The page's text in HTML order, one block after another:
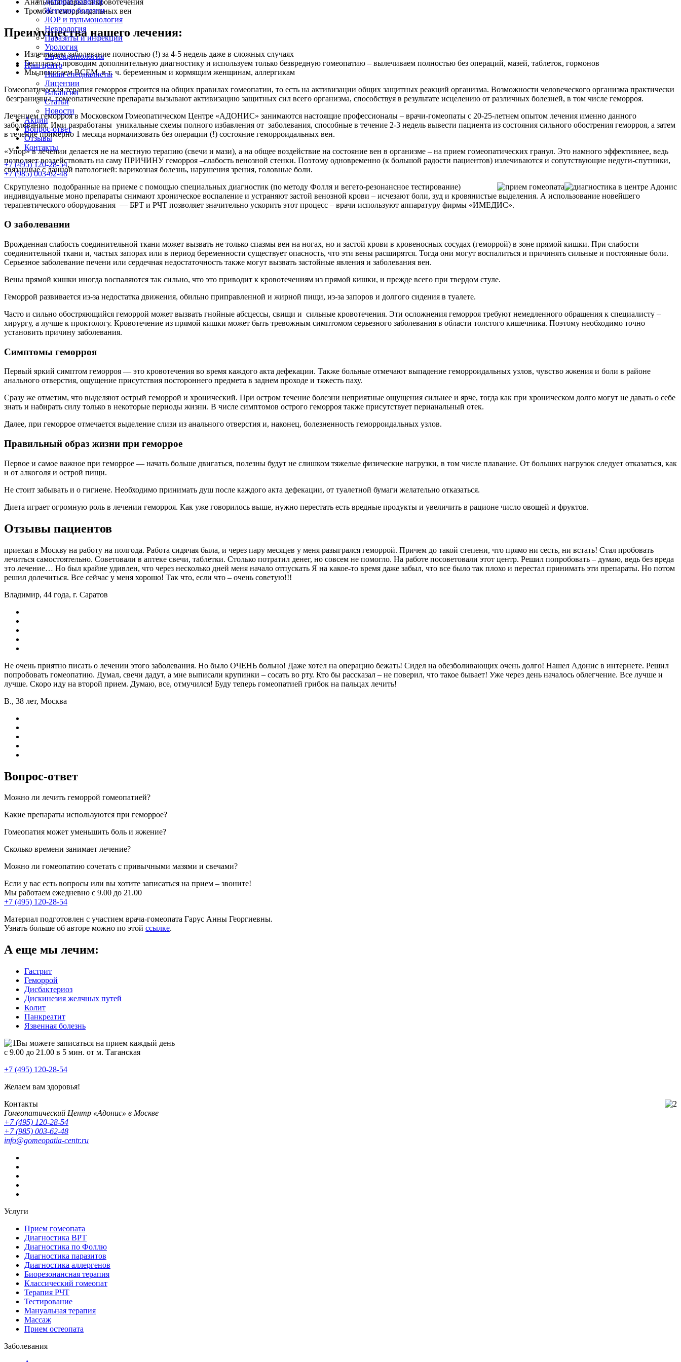
Женские болезни
ЛОР и пульмонология
Неврология
Паразиты и инфекции
Урология
Эндокринология
Наш центр
Наши специалисты
Лицензии
Вакансии
Статьи
Новости
Акции
Вопрос-ответ
Отзывы
Контакты
+7 (495) 120-28-54,
+7 (985) 003-62-48
Тромбоз геморроидальных вен
Преимущества нашего лечения:
Излечиваем заболевание полностью (!) за 4-5 недель даже в сложных случаях
Бесплатно проводим дополнительную диагностику и используем только безвредную гомеопатию – вылечиваем полностью без операций, мазей, таблеток, гормонов
Мы помогаем ВСЕМ, в т. ч. беременным и кормящим женщинам, аллергикам
Гомеопатическая терапия геморроя строится на общих правилах гомеопатии, то есть на активизации общих защитных реакций организма. Возможности человеческого организма практически
безграничны, гомеопатические препараты вызывают активизацию защитных сил всего организма, способствуя в результате исцелению от различных болезней, в том числе геморроя.
Лечением геморроя в Московском Гомеопатическом Центре «АДОНИС» занимаются настоящие профессионалы – врачи-гомеопаты с 20-25-летнем опытом лечения именно данного
заболевания. Ими разработаны уникальные схемы полного избавления от заболевания, способные в течение 2-3 недель вывести пациента из состояния сильного обострения геморроя, а затем
в течение примерно 1 месяца нормализовать без операции (!) состояние геморроидальных вен.
«Упор» в лечении делается не на местную терапию (свечи и мази), а на общее воздействие на состояние вен в организме – на прием гомеопатических гранул. Это намного эффективнее, ведь
позволяет воздействовать на саму ПРИЧИНУ геморроя –слабость венозной стенки. Поэтому одновременно (к большой радости пациентов) излечиваются и сопутствующие недуги-спутники,
связанные с данной патологией: варикозная болезнь, нарушения зрения, головные боли.
Скрупулезно подобранные на приеме с помощью специальных диагностик (по методу Фолля и вегето-резонансное тестирование)
индивидуальные моно препараты снимают хроническое воспаление и устраняют застой венозной крови – исчезают боли, зуд и кровянистые выделения. А использование новейшего
терапевтического оборудования — БРТ и РЧТ позволяет значительно ускорить этот процесс – врачи используют аппаратуру фирмы «ИМЕДИС».
О заболевании
Врожденная слабость соединительной ткани может вызвать не только спазмы вен на ногах, но и застой крови в кровеносных сосудах (геморрой) в зоне прямой кишки. При слабости
соединительной ткани и, частых запорах или в период беременности существует опасность, что эти вены расширятся. Тогда они могут воспалиться и причинять сильные и постоянные боли.
Серьезное заболевание печени или сердечная недостаточность также могут вызвать застойные явления и заболевания вен.
Вены прямой кишки иногда воспаляются так сильно, что это приводит к кровотечениям из прямой кишки, и прежде всего при твердом стуле.
Геморрой развивается из-за недостатка движения, обильно приправленной и жирной пищи, из-за запоров и долгого сидения в туалете.
Часто и сильно обостряющийся геморрой может вызвать гнойные абсцессы, свищи и сильные кровотечения. Эти осложнения геморроя требуют немедленного обращения к специалисту –
хирургу, а лучше к проктологу. Кровотечение из прямой кишки может быть тревожным симптомом серьезного заболевания в области толстого кишечника. Поэтому необходимо точно
установить причину заболевания.
Симптомы геморроя
Первый яркий симптом геморроя — это кровотечения во время каждого акта дефекации. Также больные отмечают выпадение геморроидальных узлов, чувство жжения и боли в районе
анального отверстия, ощущение присутствия постороннего предмета в заднем проходе и тяжесть паху.
Сразу же отметим, что выделяют острый геморрой и хронический. При остром течение болезни неприятные ощущения сильнее и ярче, тогда как при хроническом долго могут не давать о себе
знать и набирать силу только в некоторые периоды жизни. В числе симптомов острого геморроя также присутствует перианальный отек.
Далее, при геморрое отмечается выделение слизи из анального отверстия и, наконец, болезненность геморроидальных узлов.
Правильный образ жизни при геморрое
Первое и самое важное при геморрое — начать больше двигаться, полезны будут не слишком тяжелые физические нагрузки, в том числе плавание. От больших нагрузок следует отказаться, как
и от алкоголя и острой пищи.
Не стоит забывать и о гигиене. Необходимо принимать душ после каждого акта дефекации, от туалетной бумаги желательно отказаться.
Диета играет огромную роль в лечении геморроя. Как уже говорилось выше, нужно перестать есть вредные продукты и увеличить в рационе число овощей и фруктов.
Отзывы пациентов
приехал в Москву на работу на полгода. Работа сидячая была, и через пару месяцев у меня разыгрался геморрой. Причем до такой степени, что прямо ни сесть, ни встать! Стал пробовать
лечиться самостоятельно. Советовали в аптеке свечи, таблетки. Столько потратил денег, но совсем не помогло. На работе посоветовали этот центр. Решил попробовать – думаю, ведь без вреда
это лечение… Но был крайне удивлен, что через несколько дней меня начало отпускать Я на какое-то время даже забыл, что все было так плохо и перестал принимать эти препараты. Но потом
решил долечиться. Все сейчас у меня хорошо! Так что, если что – очень советую!!!
Владимир, 44 года, г. Саратов
Не очень приятно писать о лечении этого заболевания. Но было ОЧЕНЬ больно! Даже хотел на операцию бежать! Сидел на обезболивающих очень долго! Нашел Адонис в интернете. Решил
попробовать гомеопатию. Думал, свечи дадут, а мне выписали крупинки – сосать во рту. Кто бы рассказал – не поверил, что такое бывает! Уже через день началось облегчение. Все лучше и
лучше. Скоро иду на второй прием. Думаю, все, отмучился! Буду теперь гомеопатией грибок на пальцах лечить!
В., 38 лет, Москва
Вопрос-ответ
Можно ли лечить геморрой гомеопатией?
Какие препараты используются при геморрое?
Гомеопатия может уменьшить боль и жжение?
Сколько времени занимает лечение?
Можно ли гомеопатию сочетать с привычными мазями и свечами?
Если у вас есть вопросы или вы хотите записаться на прием – звоните!
Мы работаем ежедневно с 9.00 до 21.00
+7 (495) 120-28-54
Материал подготовлен с участием врача-гомеопата Гарус Анны Георгиевны.
Узнать больше об авторе можно по этой ссылке.
А еще мы лечим:
Гастрит
Геморрой
Дисбактериоз
Дискинезия желчных путей
Колит
Панкреатит
Язвенная болезнь
Вы можете записаться на прием каждый день
с 9.00 до 21.00 в 5 мин. от м. Таганская
+7 (495) 120-28-54
Желаем вам здоровья!
Контакты
Гомеопатический Центр «Адонис» в Москве
+7 (495) 120-28-54
+7 (985) 003-62-48
info@gomeopatia-centr.ru
Услуги
Прием гомеопата
Диагностика ВРТ
Диагностика по Фоллю
Диагностика паразитов
Диагностика аллергенов
Биорезонансная терапия
Классический гомеопат
Терапия РЧТ
Тестирование
Мануальная терапия
Массаж
Прием остеопата
Заболевания